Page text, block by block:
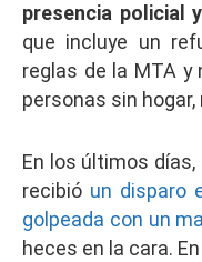
presencia policial
que incluye un
reglas de la MTA y
personas sin
En los últimos días,
recibió un disparo
golpeada con un
heces en la cara.